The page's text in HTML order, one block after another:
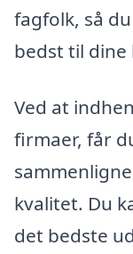
fagfolk, så
bedst til
Ved at
firmaer, får
kvalitet. Du
det bedste